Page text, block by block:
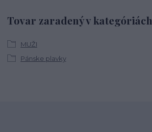
Tovar zaradený v kategóriách
MUŽI
Pánske plavky